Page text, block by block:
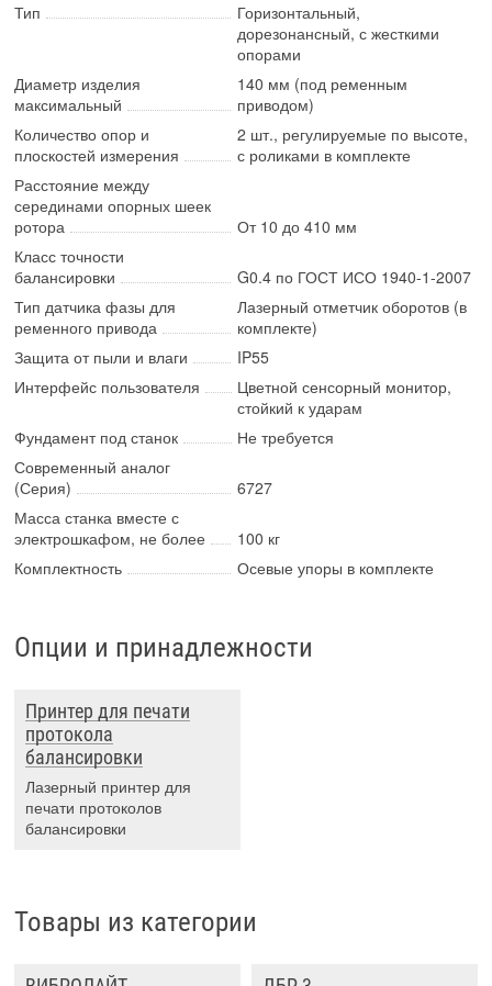
Тип
Горизонтальный,
дорезонансный, с жесткими
опорами
Диаметр изделия
максимальный
140 мм (под ременным
приводом)
Количество опор и
плоскостей измерения
2 шт., регулируемые по высоте,
с роликами в комплекте
Расстояние между
серединами опорных шеек
ротора
От 10 до 410 мм
Класс точности
балансировки
G0.4 по ГОСТ ИСО 1940-1-2007
Тип датчика фазы для
ременного привода
Лазерный отметчик оборотов (в
комплекте)
Защита от пыли и влаги
IP55
Интерфейс пользователя
Цветной сенсорный монитор,
стойкий к ударам
Фундамент под станок
Не требуется
Современный аналог
(Серия)
6727
Масса станка вместе с
электрошкафом, не более
100 кг
Комплектность
Осевые упоры в комплекте
Опции и принадлежности
Принтер для печати
протокола
балансировки
Лазерный принтер для
печати протоколов
балансировки
Товары из категории